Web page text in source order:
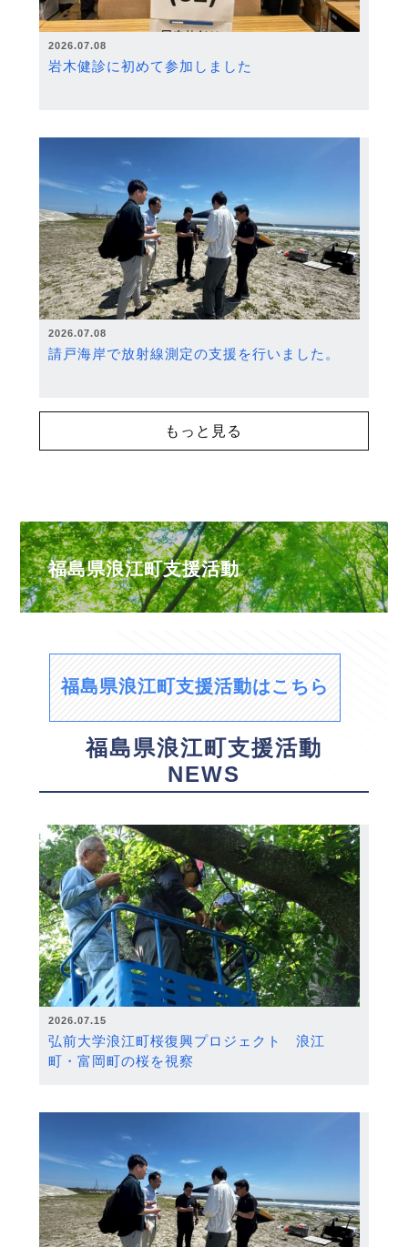
2026.07.08
岩木健診に初めて参加しました
2026.07.08
請戸海岸で放射線測定の支援を行いました。
もっと見る
福島県浪江町支援活動
福島県浪江町支援活動はこちら
福島県浪江町支援活動
NEWS
2026.07.15
弘前大学浪江町桜復興プロジェクト 浪江
町・富岡町の桜を視察